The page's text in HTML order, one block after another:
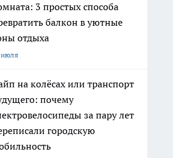
3 простых способа
балкон в уютные
отдыха
июля
на колёсах или транспорт
почему
за пару лет
городскую